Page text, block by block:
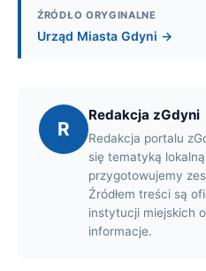
ŹRÓDŁO ORYGINALNE
Urząd Miasta Gdyni →
R
Redakcja zGdyni
Redakcja portalu
się tematyką
przygotowujemy
Źródłem treści są
instytucji miejskich
informacje.